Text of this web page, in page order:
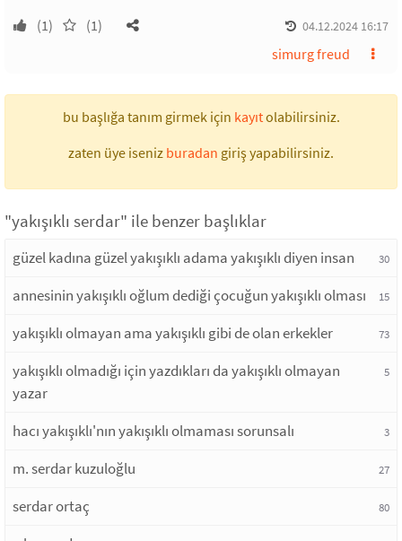
(1) (1) 04.12.2024 16:17
simurg freud
bu başlığa tanım girmek için kayıtolabilirsiniz.
zaten üye iseniz buradan giriş yapabilirsiniz.
"yakışıklı serdar" ile benzer başlıklar
güzel kadına güzel yakışıklı adama yakışıklı diyen insan 30
annesinin yakışıklı oğlum dediği çocuğun yakışıklı olması 15
yakışıklı olmayan ama yakışıklı gibi de olan erkekler 73
yakışıklı olmadığı için yazdıkları da yakışıklı olmayan
yazar
5
hacı yakışıklı'nın yakışıklı olmaması sorunsalı 3
m. serdar kuzuloğlu 27
serdar ortaç 80